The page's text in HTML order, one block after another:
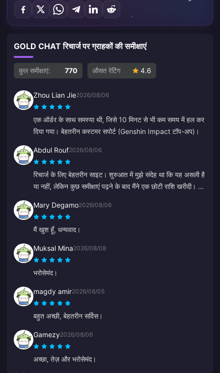
GOLD CHAT रिचार्ज पर ग्राहकों की समीक्षाएं
कुल समीक्षाएं: 770 औसत रेटिंग 4.6
Zhou Lian Jie2026/08/06
एक ऑर्डर के साथ समस्या थी, जिसे 10 मिनट से भी कम समय में हल कर
दिया गया। बेहतरीन कस्टमर सपोर्ट (Genshin Impact टॉप-अप)।
Abdul Rouf2026/08/06
रिचार्ज के लिए बेहतरीन साइट। शुरुआत में मुझे संदेह था कि यह असली है
या नहीं, लेकिन कुछ समीक्षाएं पढ़ने के बाद मैंने एक छोटी राशि खरीदी। यह
Mary Degamo2026/08/06
मैं खुश हूँ, धन्यवाद।
Muksal Mina2026/08/08
भरोसेमंद।
magdy amir2026/08/05
बहुत अच्छी, बेहतरीन सर्विस।
Gamezy2026/08/06
अच्छा, तेज़ और भरोसेमंद।